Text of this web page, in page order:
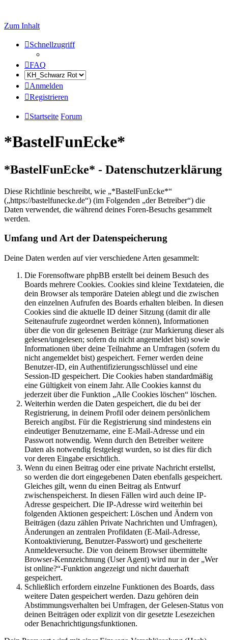
Zum Inhalt
Schnellzugriff
FAQ
Anmelden
Registrieren
Startseite Forum
*BastelFunEcke*
*BastelFunEcke* - Datenschutzerklärung
Diese Richtlinie beschreibt, wie „*BastelFunEcke*“
(„https://bastelfunecke.de“) (im Folgenden „der Betreiber“) die
Daten verwendet, die während deines Foren-Besuchs gesammelt
werden.
Umfang und Art der Datenspeicherung
Deine Daten werden auf vier verschiedene Arten gesammelt:
Die Forensoftware phpBB erstellt bei deinem Besuch des
Boards mehrere Cookies. Cookies sind kleine Textdateien, die
dein Browser als temporäre Dateien ablegt und die zwischen
den einzelnen Aufrufen des Boards erhalten bleiben. In diesen
Cookies sind die aktuelle ID deiner Sitzung (damit dir alle
Seitenaufrufe zugeordnet werden können), Informationen
über die von dir gelesenen Beiträge (zur Markierung dieser als
gelesen/ungelesen; sofern du nicht angemeldet bist) sowie
Informationen über deine Teilnahme an Umfragen (sofern du
nicht angemeldet bist) gespeichert. Ferner werden deine
Benutzer-ID, ein Authentifizierungsschlüssel und eine
Session-ID gespeichert. Die Cookies haben standardmäßig
eine Gültigkeit von einem Jahr. Alle Cookies kannst du
jederzeit über die Funktion „Alle Cookies löschen“ löschen.
Weiterhin werden die Daten gespeichert, die du bei der
Registrierung, in deinem Profil oder deinem persönlichem
Bereich angibst. Für die Registrierung sind mindestens ein
eindeutiger Benutzername, eine E-Mail-Adresse und ein
Passwort notwendig. Wenn durch den Betreiber weitere
Daten als notwendig festgelegt wurden, so ist dies für dich
vor deren Eingabe ersichtlich.
Wenn du einen Beitrag oder eine private Nachricht erstellst,
so werden die dort eingegebenen Daten ebenfalls gespeichert.
Gleiches gilt, wenn du einen Beitrag als Entwurf
zwischenspeicherst. In diesen Fällen wird auch deine IP-
Adresse gespeichert. Die IP-Adresse wird weiterhin bei
folgenden Aktionen gespeichert: Löschen und Ändern von
Beiträgen (dazu zählen Private Nachrichten und Umfragen),
Änderungen an zentralen Profildaten (E-Mail-Adresse,
Kontoaktivierung, Benutzer-Passwort) und gescheiterte
Anmeldeversuche. Die von deinem Browser übermittelte
Browser-Kennzeichnung (User Agent) wird nur in der „Wer
ist online?“-Funktion angezeigt und nicht dauerhaft
gespeichert.
Schließlich erfordern einzelne Funktionen des Boards, dass
weitere Daten gespeichert werden. Dazu gehören dein
Abstimmungsverhalten bei Umfragen, der Gelesen-Status von
deinen Beiträgen oder explizit von dir gesetzte Lesezeichen
oder Benachrichtigungsfunktionen.